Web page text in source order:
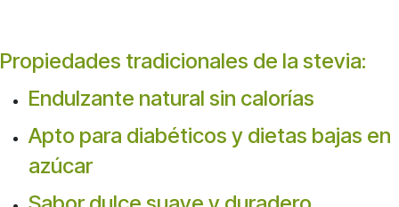
Propiedades tradicionales de la stevia:
Endulzante natural sin calorías
Apto para diabéticos y dietas bajas en
azúcar